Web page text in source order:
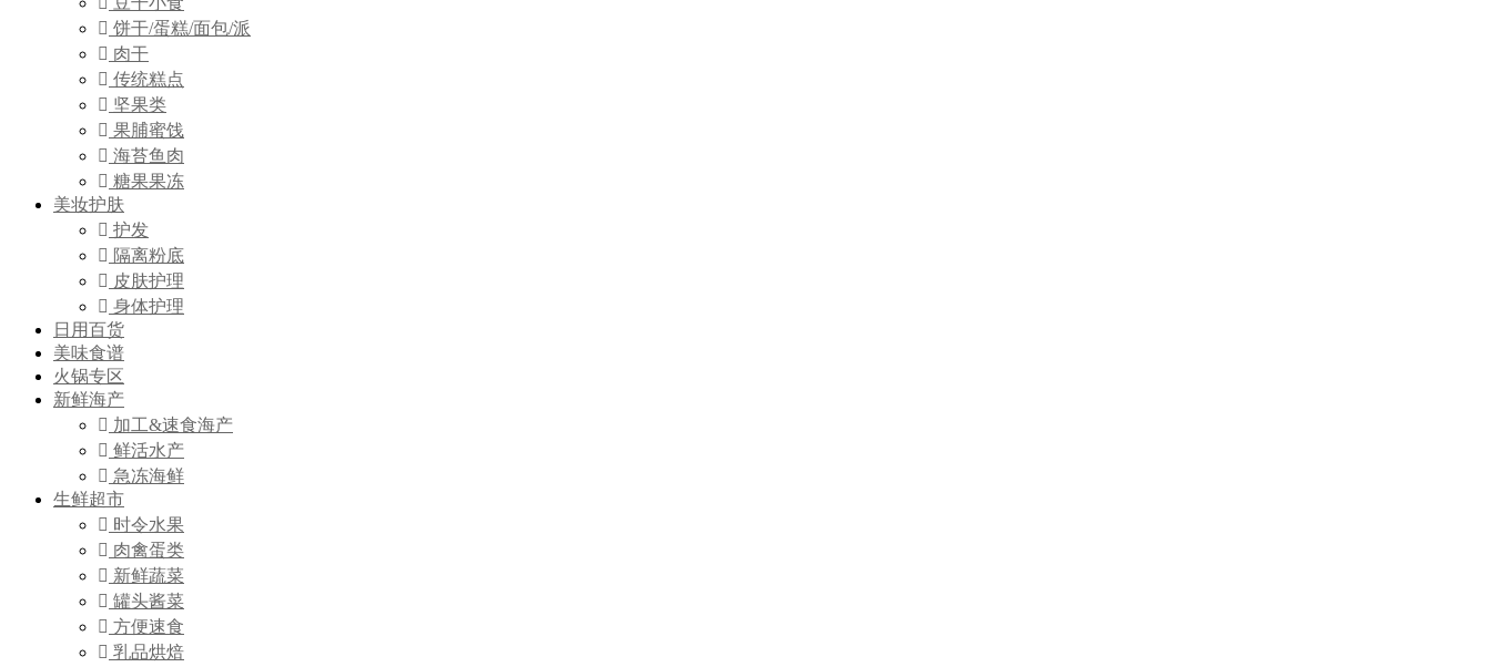
饼干/蛋糕/面包/派
肉干
传统糕点
坚果类
果脯蜜饯
海苔鱼肉
糖果果冻
美妆护肤
护发
隔离粉底
皮肤护理
身体护理
日用百货
美味食谱
火锅专区
新鲜海产
加工&速食海产
鲜活水产
急冻海鲜
生鲜超市
时令水果
肉禽蛋类
新鲜蔬菜
罐头酱菜
方便速食
乳品烘焙